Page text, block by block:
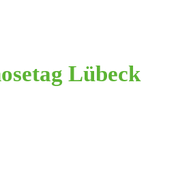
Lübeck